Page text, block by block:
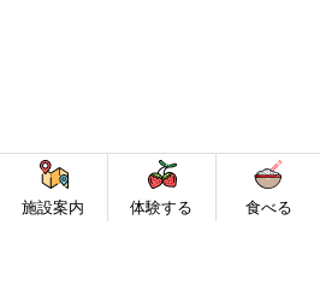
施設案内 体験する 食べる